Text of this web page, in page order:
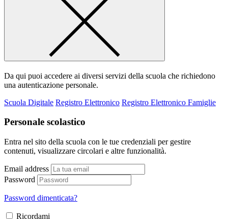
Da qui puoi accedere ai diversi servizi della scuola che richiedono
una autenticazione personale.
Scuola Digitale Registro Elettronico Registro Elettronico Famiglie
Personale scolastico
Entra nel sito della scuola con le tue credenziali per gestire
contenuti, visualizzare circolari e altre funzionalità.
Email address
Password
Password dimenticata?
Ricordami